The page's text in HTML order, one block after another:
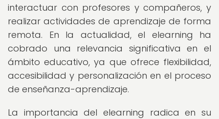
interactuar con profesores y compañeros, y
realizar actividades de aprendizaje de forma
remota. En la actualidad, el elearning ha
cobrado una relevancia significativa en el
ámbito educativo, ya que ofrece flexibilidad,
accesibilidad y personalización en el proceso
de enseñanza-aprendizaje.
La importancia del elearning radica en su